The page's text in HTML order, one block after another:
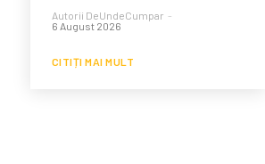
Autorii DeUndeCumpar -
6 August 2026
CITIȚI MAI MULT